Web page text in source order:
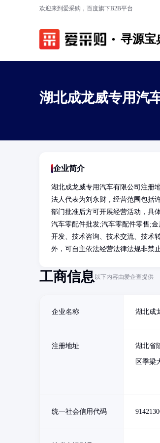
欢迎来到爱采购，百度旗下B2B平台
寻源宝
湖北成龙威专用汽
企业简介
湖北成龙威专用汽车有限公司注册
法人代表为刘永财，经营范围包括
部门批准后方可开展经营活动，具
汽车零配件批发;汽车零配件零售;
开发、技术咨询、技术交流、技术
外，可自主依法经营法律法规非禁
工商信息以下内容由爱企查提供
企业名称 湖北成
注册地址 湖北省
区季梁
统一社会信用代码